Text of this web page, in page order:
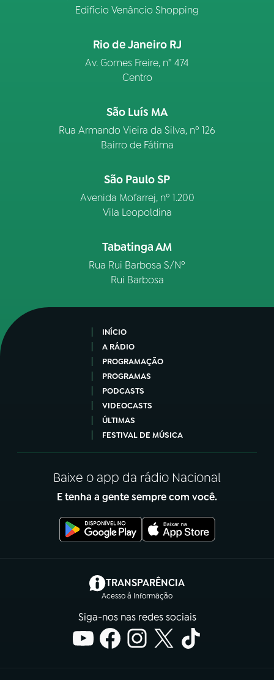
Edifício Venâncio Shopping
Rio de Janeiro RJ
Av. Gomes Freire, n° 474
Centro
São Luís MA
Rua Armando Vieira da Silva, nº 126
Bairro de Fátima
São Paulo SP
Avenida Mofarrej, nº 1.200
Vila Leopoldina
Tabatinga AM
Rua Rui Barbosa S/Nº
Rui Barbosa
INÍCIO
A RÁDIO
PROGRAMAÇÃO
PROGRAMAS
PODCASTS
VIDEOCASTS
ÚLTIMAS
FESTIVAL DE MÚSICA
Baixe o app da rádio Nacional
E tenha a gente sempre com você.
TRANSPARÊNCIA
Acesso à Informação
(abre em nova aba)
Siga-nos nas redes sociais